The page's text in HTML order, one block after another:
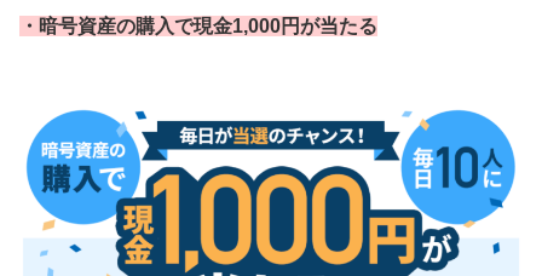
・暗号資産の購入で現金1,000円が当たる